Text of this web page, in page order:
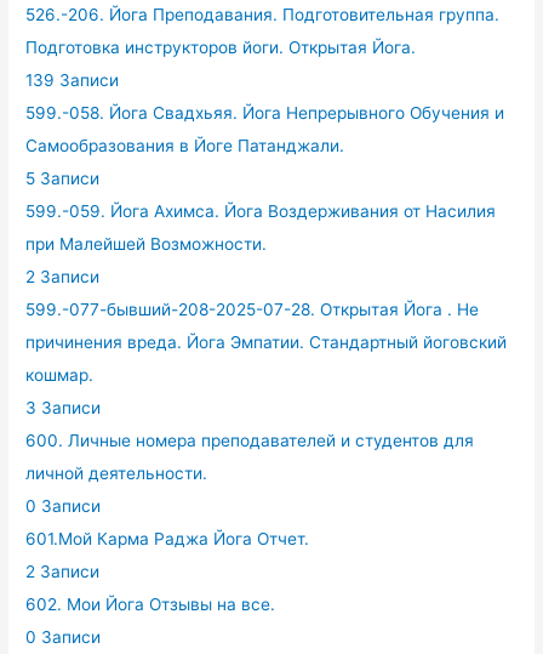
526.-206. Йога Преподавания. Подготовительная группа.
Подготовка инструкторов йоги. Открытая Йога.
139 Записи
599.-058. Йога Свадхьяя. Йога Непрерывного Обучения и
Самообразования в Йоге Патанджали.
5 Записи
599.-059. Йога Ахимса. Йога Воздерживания от Насилия
при Малейшей Возможности.
2 Записи
599.-077-бывший-208-2025-07-28. Открытая Йога . Не
причинения вреда. Йога Эмпатии. Стандартный йоговский
кошмар.
3 Записи
600. Личные номера преподавателей и студентов для
личной деятельности.
0 Записи
601.Мой Карма Раджа Йога Отчет.
2 Записи
602. Мои Йога Отзывы на все.
0 Записи